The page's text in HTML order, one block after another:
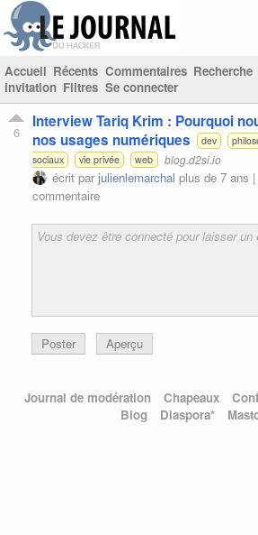
Accueil Récents Commentaires Recherche
invitation Filtres Se connecter
6
Interview Tariq Krim : Pourquoi
nos usages numériques
dev
sociaux
vie privée web blog.d2si.io
écrit parjulienlemarchal plus de 7 ans |
commentaire
Poster Aperçu
Journal de modération Chapeaux
Blog
Diaspora*